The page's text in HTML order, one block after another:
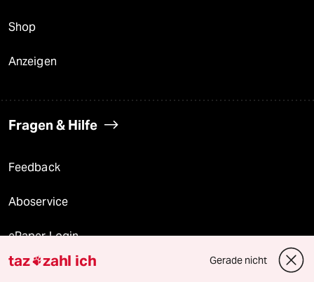
Shop
Anzeigen
Fragen & Hilfe
Feedback
Aboservice
ePaper Login
Downloads für Abonnierende
taz zahl ich Gerade nicht